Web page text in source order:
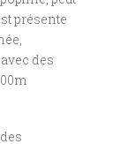
présente
des